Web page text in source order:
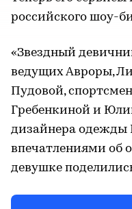
российского шоу-
«Звездный
ведущих Авроры,
Пудовой,
Гребенкиной и
дизайнера
впечатлениями об
девушке